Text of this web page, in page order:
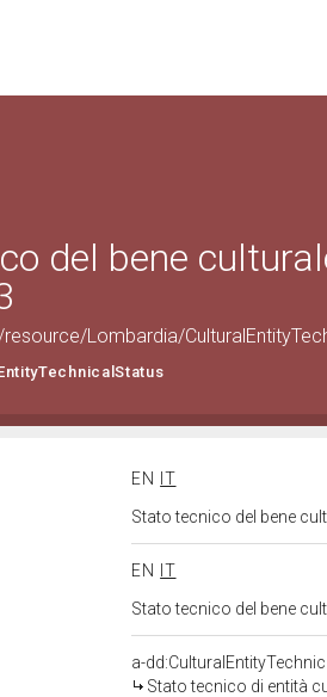
del bene
Lombardia/
EN
IT
Stato tecnico del bene
EN
IT
Stato tecnico del bene
a-
Stato tecnico di entità